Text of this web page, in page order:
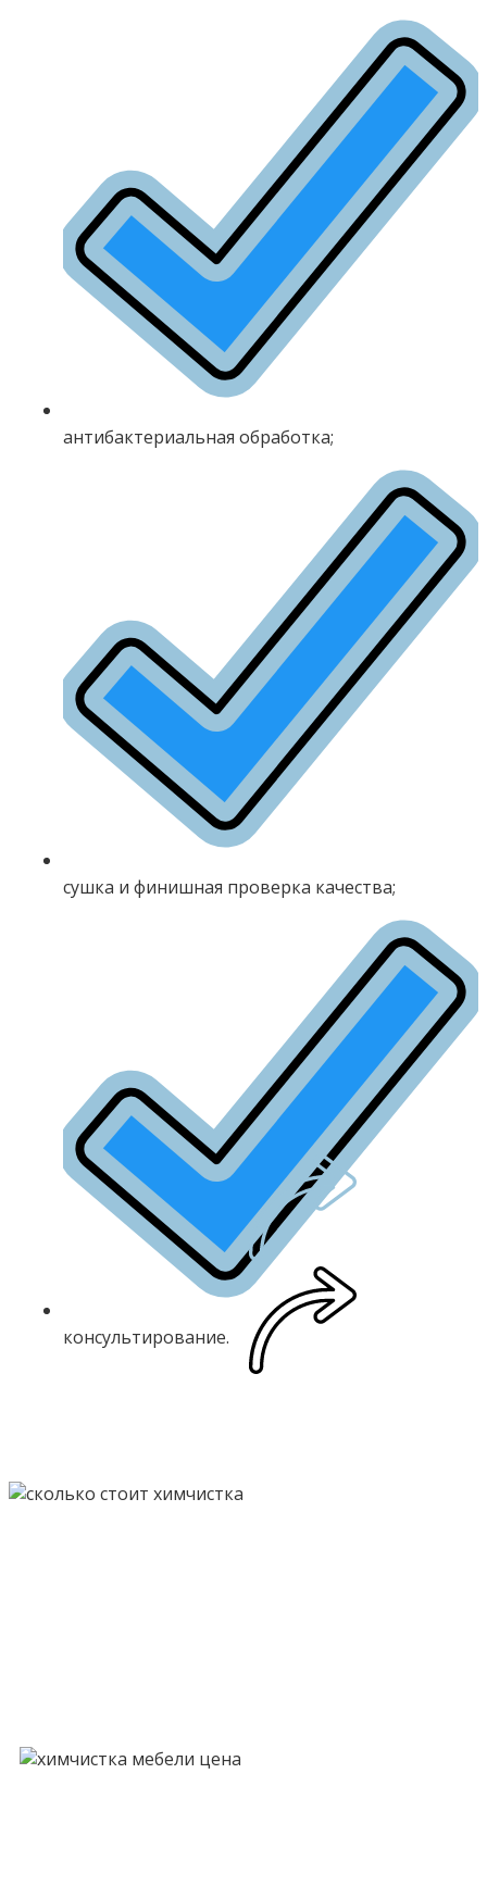
антибактериальная обработка;
сушка и финишная проверка качества;
консультирование.